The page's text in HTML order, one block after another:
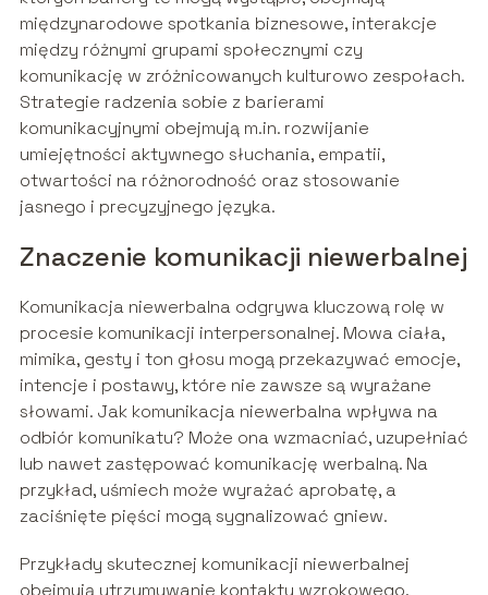
międzynarodowe spotkania biznesowe, interakcje
między różnymi grupami społecznymi czy
komunikację w zróżnicowanych kulturowo zespołach.
Strategie radzenia sobie z barierami
komunikacyjnymi obejmują m.in. rozwijanie
umiejętności aktywnego słuchania, empatii,
otwartości na różnorodność oraz stosowanie
jasnego i precyzyjnego języka.
Znaczenie komunikacji niewerbalnej
Komunikacja niewerbalna odgrywa kluczową rolę w
procesie komunikacji interpersonalnej. Mowa ciała,
mimika, gesty i ton głosu mogą przekazywać emocje,
intencje i postawy, które nie zawsze są wyrażane
słowami. Jak komunikacja niewerbalna wpływa na
odbiór komunikatu? Może ona wzmacniać, uzupełniać
lub nawet zastępować komunikację werbalną. Na
przykład, uśmiech może wyrażać aprobatę, a
zaciśnięte pięści mogą sygnalizować gniew.
Przykłady skutecznej komunikacji niewerbalnej
obejmują utrzymywanie kontaktu wzrokowego,